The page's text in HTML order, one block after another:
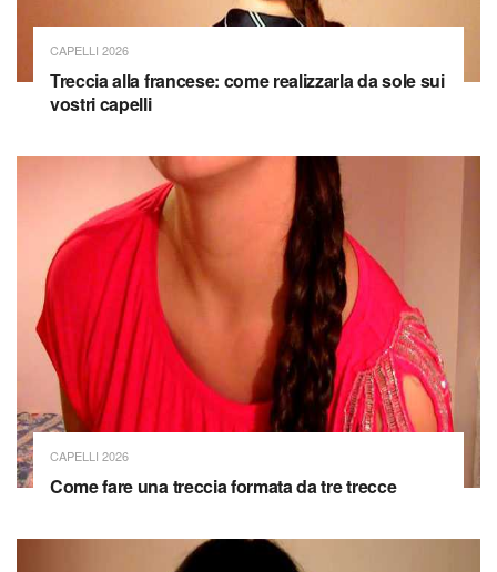
CAPELLI 2026
Treccia alla francese: come realizzarla da sole sui
vostri capelli
CAPELLI 2026
Come fare una treccia formata da tre trecce